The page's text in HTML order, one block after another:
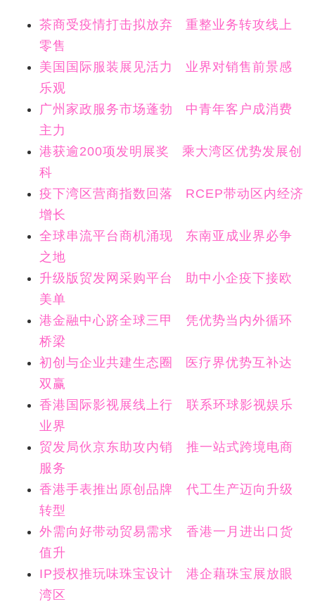
茶商受疫情打击拟放弃 重整业务转攻线上
零售
美国国际服装展见活力 业界对销售前景感
乐观
广州家政服务市场蓬勃 中青年客户成消费
主力
港获逾200项发明展奖 乘大湾区优势发展创
科
疫下湾区营商指数回落 RCEP带动区内经济
增长
全球串流平台商机涌现 东南亚成业界必争
之地
升级版贸发网采购平台 助中小企疫下接欧
美单
港金融中心跻全球三甲 凭优势当内外循环
桥梁
初创与企业共建生态圈 医疗界优势互补达
双赢
香港国际影视展线上行 联系环球影视娱乐
业界
贸发局伙京东助攻内销 推一站式跨境电商
服务
香港手表推出原创品牌 代工生产迈向升级
转型
外需向好带动贸易需求 香港一月进出口货
值升
IP授权推玩味珠宝设计 港企藉珠宝展放眼
湾区